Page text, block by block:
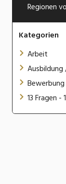
Regionen
Kategorien
Arbeit
13 Fragen